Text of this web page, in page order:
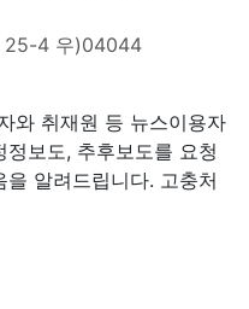
25-4 우)04044
와 취재원 등 뉴스이용자
보도, 추후보도를 요청
알려드립니다. 고충처